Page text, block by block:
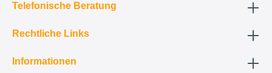
Telefonische Beratung
Rechtliche Links
Informationen